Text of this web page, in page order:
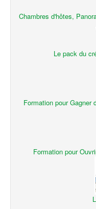
Chambres d'hôtes,
Le pack du
Formation pour Gagner
Formation pour